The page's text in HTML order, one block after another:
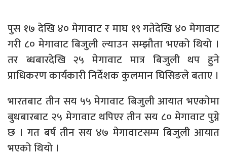
पुस १७ देखि ४० मेगावाट र माघ १९ गतेदेखि ४० मेगावाट
गरी ८० मेगावाट बिजुली ल्याउन सम्झौता भएको थियो ।
तर ब्धबारदेखि २५ मेगावाट मात्र बिजुली थप हुने
प्राधिकरण कार्यकारी निर्देशक कुलमान घिसिङले बताए ।
भारतबाट तीन सय ५५ मेगावाट बिजुली आयात भएकोमा
बुधबारबाट २५ मेगावाट थपिएर तीन सय ८० मेगावाट पुग्ने
छ । गत बर्ष तीन सय ४७ मेगावाटसम्म बिजुली आयात
भएको थियो ।